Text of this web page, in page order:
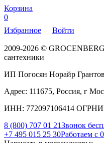
Корзина
0
Избранное
Войти
2009-2026 ©
сантехники
ИП Погосян Норайр
Адрес: 111675, Россия, г
ИНН: 772097106414
8 (800) 707 01 21Звонок
+7 495 015 25 30Работаем с